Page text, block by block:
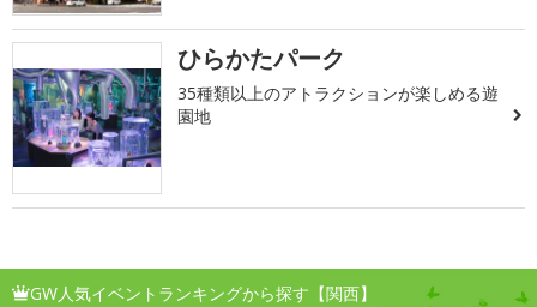
ひらかたパーク
35種類以上のアトラクションが楽しめる遊
園地
GW人気イベントランキングから探す【関西】